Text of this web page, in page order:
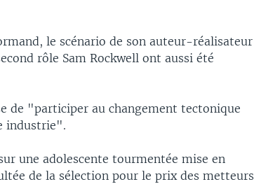
le scénario de son auteur-réalisateur
rôle Sam Rockwell ont aussi été
de "participer au changement tectonique
industrie".
une adolescente tourmentée mise en
de la sélection pour le prix des metteurs